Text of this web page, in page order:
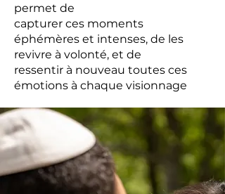
permet de
capturer ces moments
éphémères et intenses, de les
revivre à volonté, et de
ressentir à nouveau toutes ces
émotions à chaque visionnage